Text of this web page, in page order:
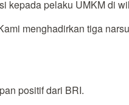
kepada pelaku UMKM di
menghadirkan tiga
positif dari BRI.